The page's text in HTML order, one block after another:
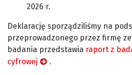
2026 r.
Deklarację sporządziliśmy na
przeprowadzonego przez firmę
badania przedstawia raport z
cyfrowej
.